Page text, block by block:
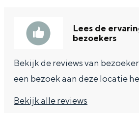
Lees de
bezoekers
Bekijk de reviews van
een bezoek aan deze locatie
Bekijk alle reviews